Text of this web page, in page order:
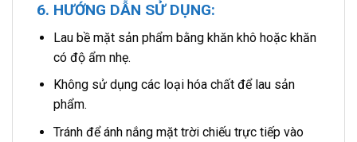
6. HƯỚNG DẪN SỬ DỤNG:
Lau bề mặt sản phẩm bằng khăn khô hoặc khăn
có độ ẩm nhẹ.
Không sử dụng các loại hóa chất để lau sản
phẩm.
Tránh để ánh nắng mặt trời chiếu trực tiếp vào